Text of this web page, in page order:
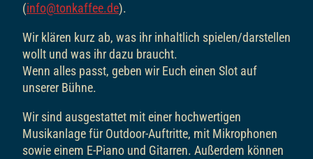
(info@tonkaffee.de).
Wir klären kurz ab, was ihr inhaltlich spielen/darstellen
wollt und was ihr dazu braucht.
Wenn alles passt, geben wir Euch einen Slot auf
unserer Bühne.
Wir sind ausgestattet mit einer hochwertigen
Musikanlage für Outdoor-Auftritte, mit Mikrophonen
sowie einem E-Piano und Gitarren. Außerdem können